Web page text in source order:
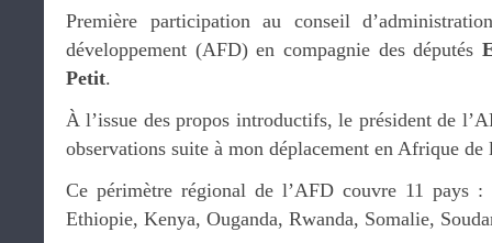
Première participation au conseil
développement (AFD) en compagnie des députés
Petit.
À l’issue des propos introductifs, le président de
observations suite à mon déplacement en Afrique de
Ce périmètre régional de l’AFD couvre 11 pays
Ethiopie, Kenya, Ouganda, Rwanda, Somalie,